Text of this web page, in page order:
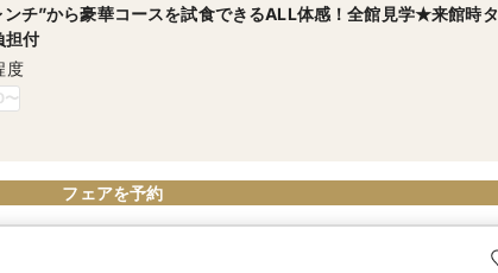
ンチ”から豪華コースを試食できるALL体感！全館見学★来館時タ
担付
度
〜
フェアを予約